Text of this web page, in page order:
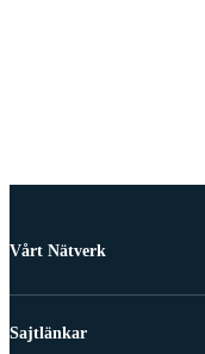
Vårt Nätverk
Sajtlänkar